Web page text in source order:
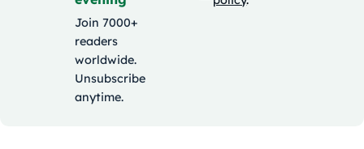
Join 7000+
readers
worldwide.
Unsubscribe
anytime.